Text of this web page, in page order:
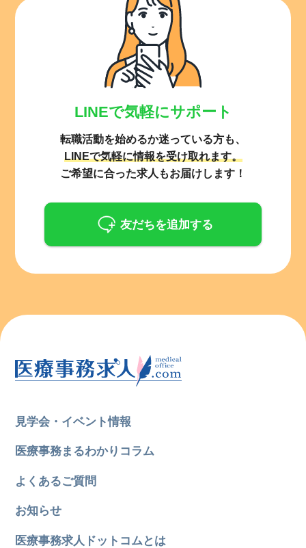
LINEで気軽にサポート
転職活動を始めるか迷っている方も、
LINEで気軽に情報を受け取れます。
ご希望に合った求人もお届けします！
友だちを追加する
見学会・イベント情報
医療事務まるわかりコラム
よくあるご質問
お知らせ
医療事務求人ドットコムとは